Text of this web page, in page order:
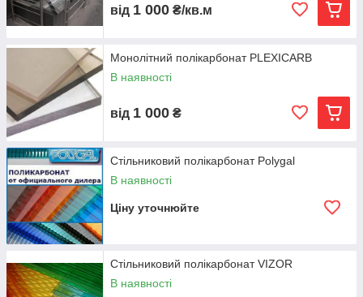
від 1 000 ₴/кв.м
Монолітний полікарбонат PLEXICARB
В наявності
від 1 000 ₴
Стільниковий полікарбонат Polygal
В наявності
Ціну уточнюйте
Стільниковий полікарбонат VIZOR
В наявності